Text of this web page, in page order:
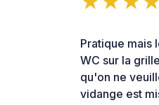
Pratique mais
WC sur la
qu'on ne
vidange est